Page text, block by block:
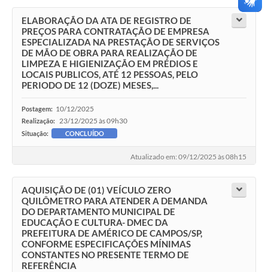
ELABORAÇÃO DA ATA DE REGISTRO DE
PREÇOS PARA CONTRATAÇÃO DE EMPRESA
ESPECIALIZADA NA PRESTAÇÃO DE SERVIÇOS
DE MÃO DE OBRA PARA REALIZAÇÃO DE
LIMPEZA E HIGIENIZAÇÃO EM PRÉDIOS E
LOCAIS PUBLICOS, ATÉ 12 PESSOAS, PELO
PERIODO DE 12 (DOZE) MESES,...
Postagem: 10/12/2025
Realização: 23/12/2025 às 09h30
Situação: CONCLUÍDO
Atualizado em: 09/12/2025 às 08h15
AQUISIÇÃO DE (01) VEÍCULO ZERO
QUILÔMETRO PARA ATENDER A DEMANDA
DO DEPARTAMENTO MUNICIPAL DE
EDUCAÇÃO E CULTURA- DMEC DA
PREFEITURA DE AMÉRICO DE CAMPOS/SP,
CONFORME ESPECIFICAÇÕES MÍNIMAS
CONSTANTES NO PRESENTE TERMO DE
REFERÊNCIA